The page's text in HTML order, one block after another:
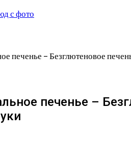
печенье – Безглютеновое
печенье –